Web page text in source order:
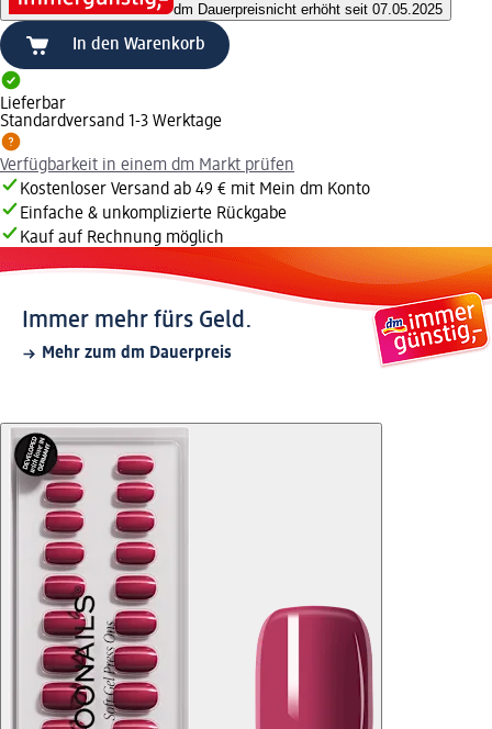
dm Dauerpreisnicht erhöht seit 07.05.2025
In den Warenkorb
Lieferbar
Standardversand 1-3 Werktage
Verfügbarkeit in einem dm Markt prüfen
Kostenloser Versand ab 49 € mit Mein dm Konto
Einfache & unkomplizierte Rückgabe
Kauf auf Rechnung möglich
Immer mehr fürs Geld.
Mehr zum dm Dauerpreis